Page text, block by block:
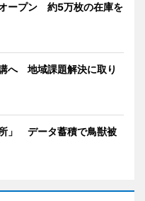
ープン 約5万枚の在庫を
へ 地域課題解決に取り
」 データ蓄積で鳥獣被